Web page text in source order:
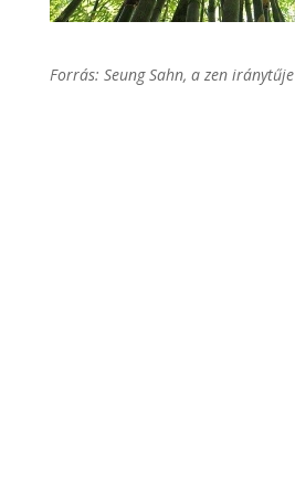
Forrás: Seung Sahn, a zen iránytűje